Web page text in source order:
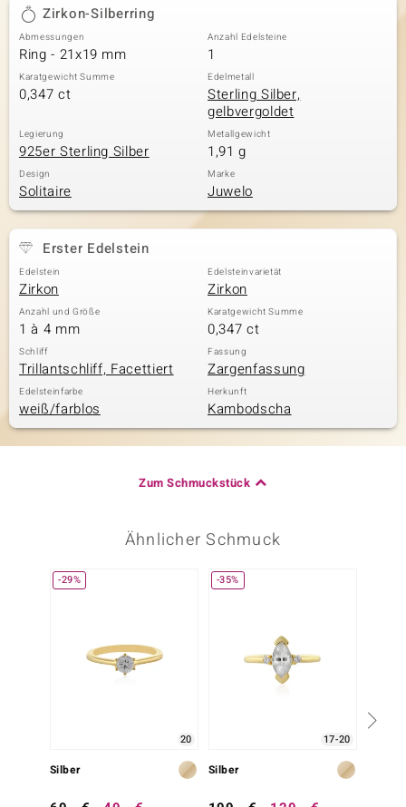
Zirkon-Silberring
Abmessungen
Ring - 21x19 mm
Anzahl Edelsteine
1
Karatgewicht Summe
0,347 ct
Edelmetall
Sterling Silber,
gelbvergoldet
Legierung
925er Sterling Silber
Metallgewicht
1,91 g
Design
Solitaire
Marke
Juwelo
Erster Edelstein
Edelstein
Zirkon
Edelsteinvarietät
Zirkon
Anzahl und Größe
1 à 4 mm
Karatgewicht Summe
0,347 ct
Schliff
Trillantschliff, Facettiert
Fassung
Zargenfassung
Edelsteinfarbe
weiß/farblos
Herkunft
Kambodscha
Zum Schmuckstück
Ähnlicher Schmuck
-29%
20
Silber
-35%
17-20
Silber